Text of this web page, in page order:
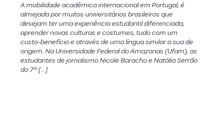
A mobilidade acadêmica internacional em Portugal, é
almejada por muitos universitários brasileiros que
desejam ter uma experiência estudantil diferenciada,
aprender novas culturas e costumes, tudo com um
custo-benefício e através de uma língua similar a sua de
origem. Na Universidade Federal do Amazonas (Ufam), as
estudantes de jornalismo Nicole Baracho e Natália Serrão
do 7º […]